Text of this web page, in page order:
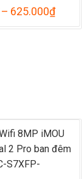
– 625.000₫
từ